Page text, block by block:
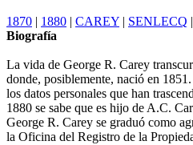
1870 | 1880 | CAREY | SENLECQ |
Biografía
La vida de George R. Carey
donde, posiblemente, nació en
los datos personales que han
1880 se sabe que es hijo de A.C.
George R. Carey se graduó como
la Oficina del Registro de la